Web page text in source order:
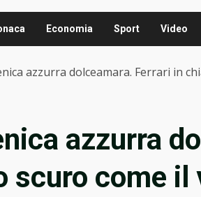
Economia Sport Video
azzurra dolceamara. Ferrari in
azzurra
scuro come il